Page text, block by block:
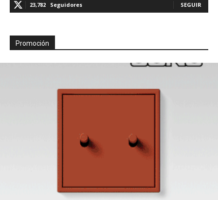
23,782 Seguidores SEGUIR
Promoción